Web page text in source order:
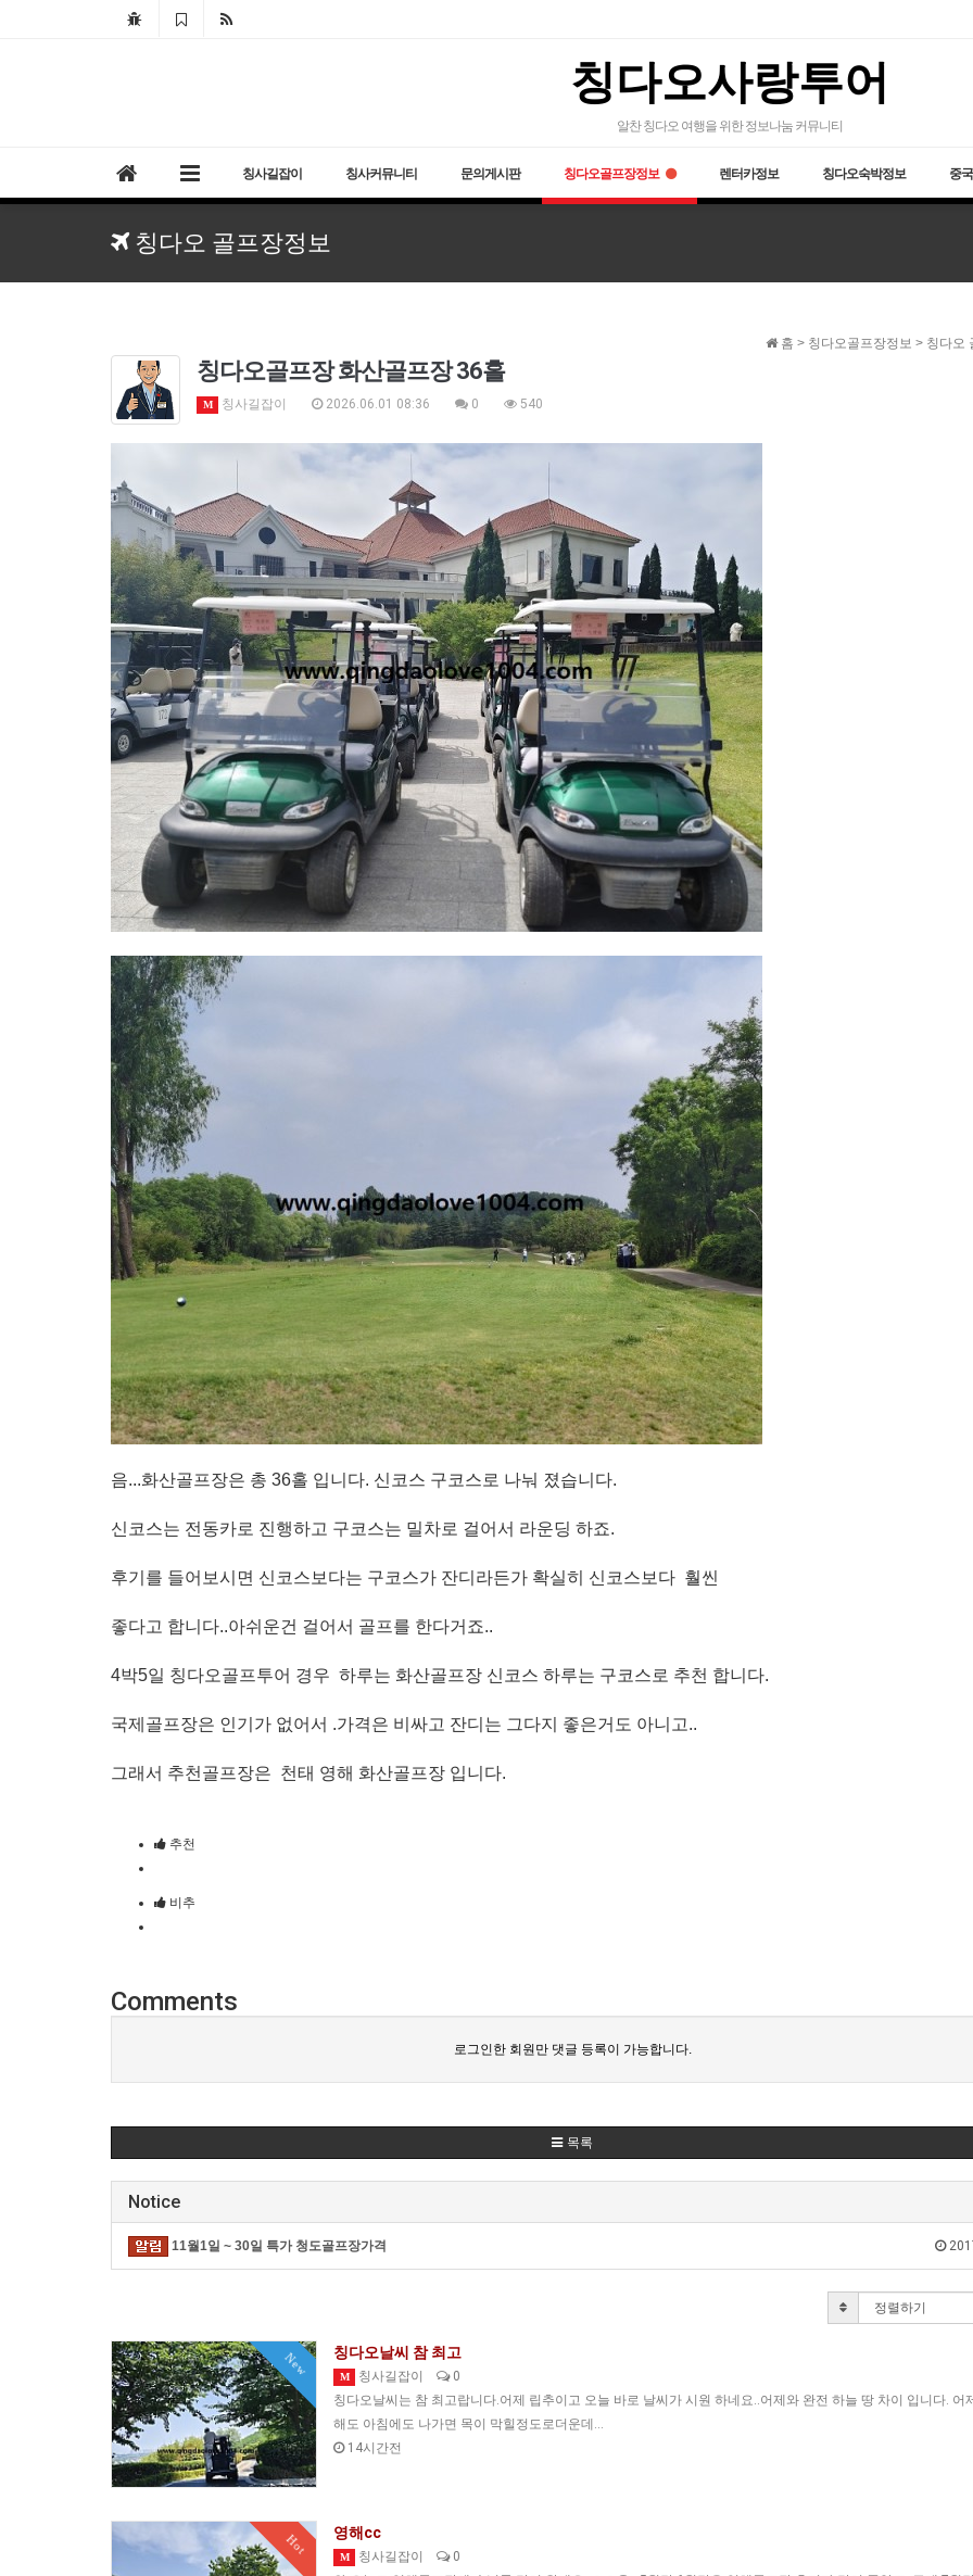
칭다오사랑투어
알찬 칭다오 여행을 위한 정보나눔 커뮤니티
칭사길잡이
칭사커뮤니티 문의게시판 칭다오골프장정보 렌터카정보 칭다오숙박정보 중
칭다오 골프장정보
홈 > 칭다오골프장정보 > 칭다오
칭다오골프장 화산골프장 36홀
M 칭사길잡이 2026.06.01 08:36 0 540
음...화산골프장은 총 36홀 입니다. 신코스 구코스로 나눠 졌습니다.
신코스는 전동카로 진행하고 구코스는 밀차로 걸어서 라운딩 하죠.
후기를 들어보시면 신코스보다는 구코스가 잔디라든가 확실히 신코스보다 훨씬
좋다고 합니다..아쉬운건 걸어서 골프를 한다거죠..
4박5일 칭다오골프투어 경우 하루는 화산골프장 신코스 하루는 구코스로 추천 합니다.
국제골프장은 인기가 없어서 .가격은 비싸고 잔디는 그다지 좋은거도 아니고..
그래서 추천골프장은 천태 영해 화산골프장 입니다.
추천
비추
Comments
로그인한 회원만 댓글 등록이 가능합니다.
목록
Notice
11월1일 ~ 30일 특가 청도골프장가격
New 칭다오날씨 참 최고
M 칭사길잡이
0
칭다오날씨는 참 최고랍니다.어제 립추이고 오늘 바로 날씨가 시원 하네요..어제와 완전 하늘 땅 차이 입니다. 어
해도 아침에도 나가면 목이 막힐정도로더운데…
14시간전
Hot 영해cc
M 칭사길잡이
0